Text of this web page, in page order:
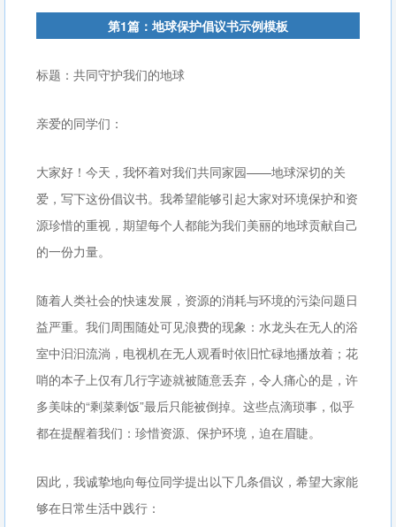
第1篇：地球保护倡议书示例模板
标题：共同守护我们的地球
亲爱的同学们：
大家好！今天，我怀着对我们共同家园——地球深切的关
爱，写下这份倡议书。我希望能够引起大家对环境保护和资
源珍惜的重视，期望每个人都能为我们美丽的地球贡献自己
的一份力量。
随着人类社会的快速发展，资源的消耗与环境的污染问题日
益严重。我们周围随处可见浪费的现象：水龙头在无人的浴
室中汩汩流淌，电视机在无人观看时依旧忙碌地播放着；花
哨的本子上仅有几行字迹就被随意丢弃，令人痛心的是，许
多美味的“剩菜剩饭”最后只能被倒掉。这些点滴琐事，似乎
都在提醒着我们：珍惜资源、保护环境，迫在眉睫。
因此，我诚挚地向每位同学提出以下几条倡议，希望大家能
够在日常生活中践行：